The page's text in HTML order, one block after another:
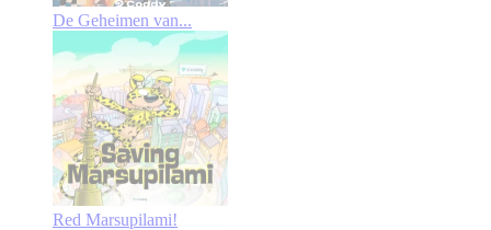
De Geheimen van...
Red Marsupilami!